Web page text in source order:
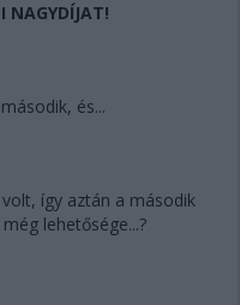
NAGYDÍJAT!
és...
így aztán a második
lehetősége...?